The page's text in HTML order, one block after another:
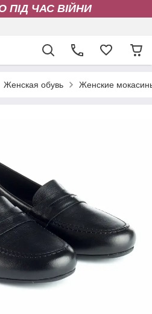
ЧАС ВІЙНИ
Женская обувь Женские